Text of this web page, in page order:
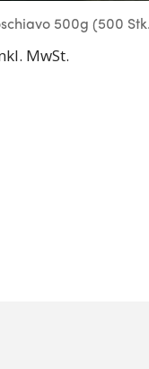
500g (500
MwSt.